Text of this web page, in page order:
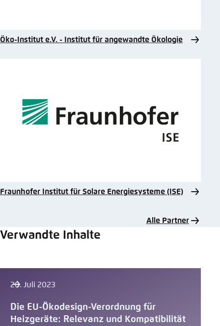
Öko-Institut e.V. - Institut für angewandte Ökologie
Fraunhofer Institut für Solare Energiesysteme (ISE)
Alle Partner
Verwandte Inhalte
20. Juli 2023
Die EU-Ökodesign-Verordnung für
Heizgeräte: Relevanz und Kompatibilität